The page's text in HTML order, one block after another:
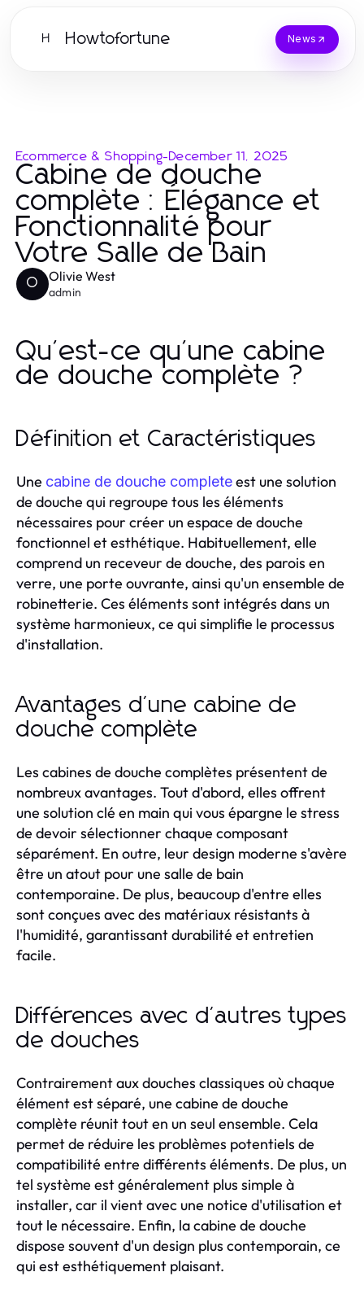
H Howtofortune News
Ecommerce & Shopping-December 11, 2025
Cabine de douche
complète : Élégance et
Fonctionnalité pour
Votre Salle de Bain
O Olivie West
admin
Qu'est-ce qu'une cabine
de douche complète ?
Définition et Caractéristiques
Une cabine de douche completeest une solution
de douche qui regroupe tous les éléments
nécessaires pour créer un espace de douche
fonctionnel et esthétique. Habituellement, elle
comprend un receveur de douche, des parois en
verre, une porte ouvrante, ainsi qu'un ensemble de
robinetterie. Ces éléments sont intégrés dans un
système harmonieux, ce qui simplifie le processus
d'installation.
Avantages d'une cabine de
douche complète
Les cabines de douche complètes présentent de
nombreux avantages. Tout d'abord, elles offrent
une solution clé en main qui vous épargne le stress
de devoir sélectionner chaque composant
séparément. En outre, leur design moderne s'avère
être un atout pour une salle de bain
contemporaine. De plus, beaucoup d'entre elles
sont conçues avec des matériaux résistants à
l'humidité, garantissant durabilité et entretien
facile.
Différences avec d'autres types
de douches
Contrairement aux douches classiques où chaque
élément est séparé, une cabine de douche
complète réunit tout en un seul ensemble. Cela
permet de réduire les problèmes potentiels de
compatibilité entre différents éléments. De plus, un
tel système est généralement plus simple à
installer, car il vient avec une notice d'utilisation et
tout le nécessaire. Enfin, la cabine de douche
dispose souvent d'un design plus contemporain, ce
qui est esthétiquement plaisant.